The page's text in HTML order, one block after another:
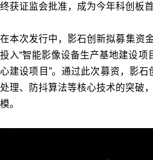
终获证监会批准，成为今年科创板
在本次发行中，影石创新拟募集资
投入“智能影像设备生产基地建设项
心建设项目”。通过此次募资，影
处理、防抖算法等核心技术的突破
模。